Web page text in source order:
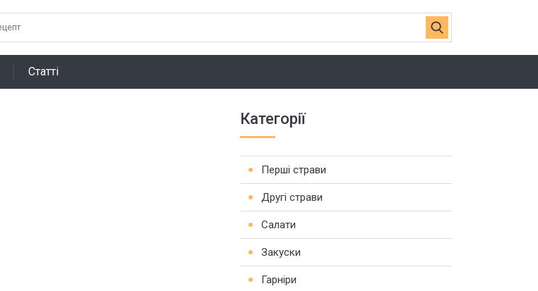
Статті
Категорії
Перші страви
Другі страви
Салати
Закуски
Гарніри